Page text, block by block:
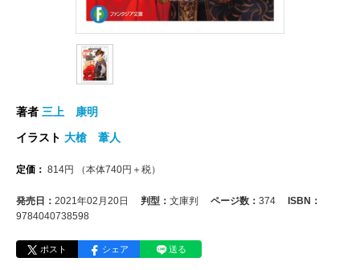
著者 三上 康明
イラスト 大槍 葦人
定価： 814円 （本体740円＋税）
発売日： 2021年02月20日 判型： 文庫判 ページ数： 374
ISBN：
9784040738598
ポスト シェア 送る